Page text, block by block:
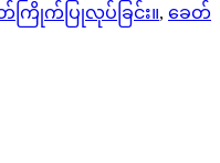
တ်ကြိုက်ပြုလုပ်ခြင်း။, ခေတ်